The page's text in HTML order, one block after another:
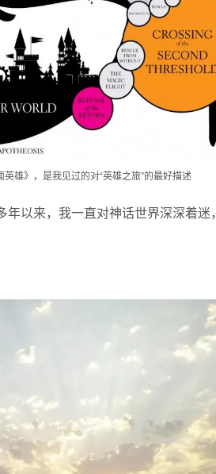
英雄》，是我见过的对“英雄之旅”的最好描述
以来，我一直对神话世界深深着